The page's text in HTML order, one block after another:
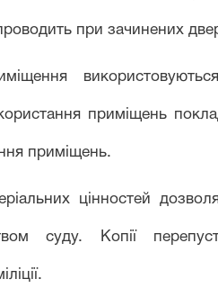
при зачинених
приміщень
приміщень.
цінностей
суду. Копії